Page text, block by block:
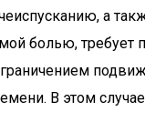
а
болью, требует
В этом